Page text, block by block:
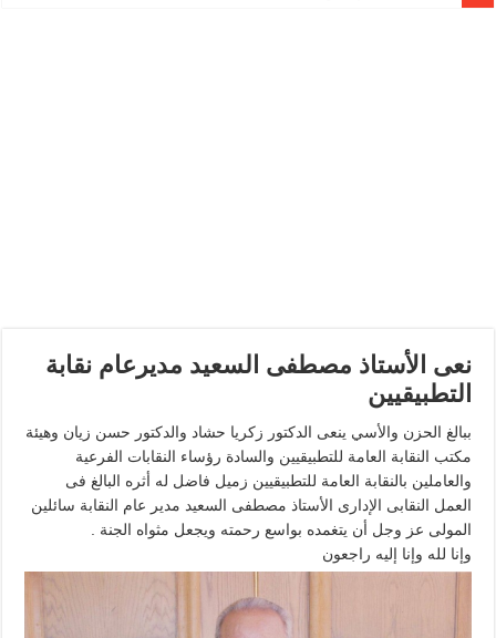
نعى الأستاذ مصطفى السعيد مديرعام نقابة
التطبيقيين
ببالغ الحزن والأسي ينعى الدكتور زكريا حشاد والدكتور حسن زيان وهيئة
مكتب النقابة العامة للتطبيقيين والسادة رؤساء النقابات الفرعية
والعاملين بالنقابة العامة للتطبيقيين زميل فاضل له أثره البالغ فى
العمل النقابى الإدارى الأستاذ مصطفى السعيد مدير عام النقابة سائلين
المولى عز وجل أن يتغمده بواسع رحمته ويجعل مثواه الجنة .
وإنا لله وإنا إليه راجعون